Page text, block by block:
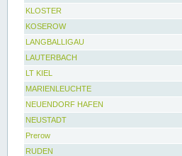
KLOSTER
KOSEROW
LANGBALLIGAU
LAUTERBACH
LT KIEL
MARIENLEUCHTE
NEUENDORF HAFEN
NEUSTADT
Prerow
RUDEN